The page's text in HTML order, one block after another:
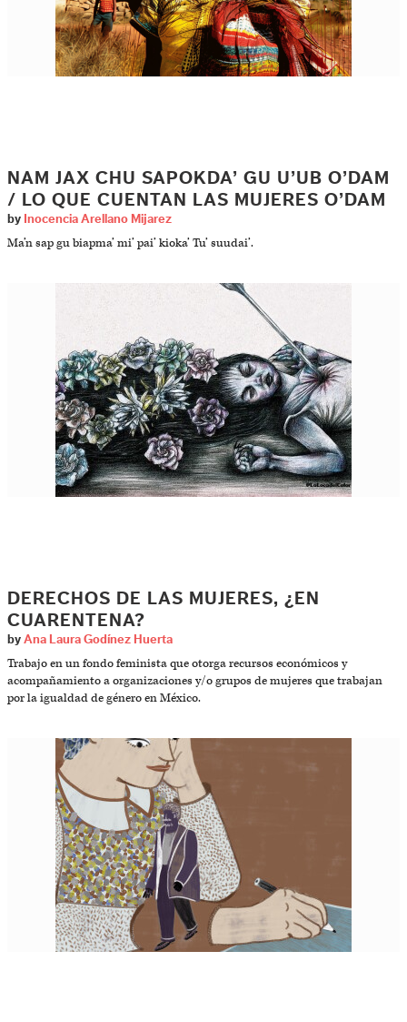
NAM JAX CHU SAPOKDA’ GU U’UB O’DAM
/ LO QUE CUENTAN LAS MUJERES O’DAM
by Inocencia Arellano Mijarez
Ma’n sap gu biapma’ mi’ pai’ kioka’ Tu’ suudai’.
DERECHOS DE LAS MUJERES, ¿EN
CUARENTENA?
by Ana Laura Godínez Huerta
Trabajo en un fondo feminista que otorga recursos económicos y
acompañamiento a organizaciones y/o grupos de mujeres que trabajan
por la igualdad de género en México.